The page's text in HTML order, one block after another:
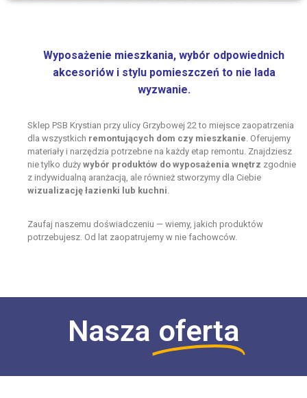
Wyposażenie mieszkania, wybór odpowiednich
akcesoriów i stylu pomieszczeń to nie lada
wyzwanie.
Sklep PSB Krystian przy ulicy Grzybowej 22 to miejsce zaopatrzenia
dla wszystkich remontujących dom czy mieszkanie. Oferujemy
materiały i narzędzia potrzebne na każdy etap remontu. Znajdziesz
nie tylko duży wybór produktów do wyposażenia wnętrz zgodnie
z indywidualną aranżacją, ale również stworzymy dla Ciebie
wizualizację łazienki lub kuchni.
Zaufaj naszemu doświadczeniu — wiemy, jakich produktów
potrzebujesz. Od lat zaopatrujemy w nie fachowców.
Nasza oferta